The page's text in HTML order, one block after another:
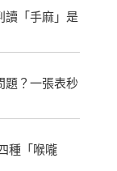
讀「手麻」是
題？一張表秒
種「喉嚨